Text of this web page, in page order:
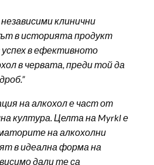
независими клинични
в историята продукт
в ефективното
в червата, предитойда
”
на алкохол е част от
култура. Целта на Myrkl е
на алкохолни
в идеална форма на
дали те са